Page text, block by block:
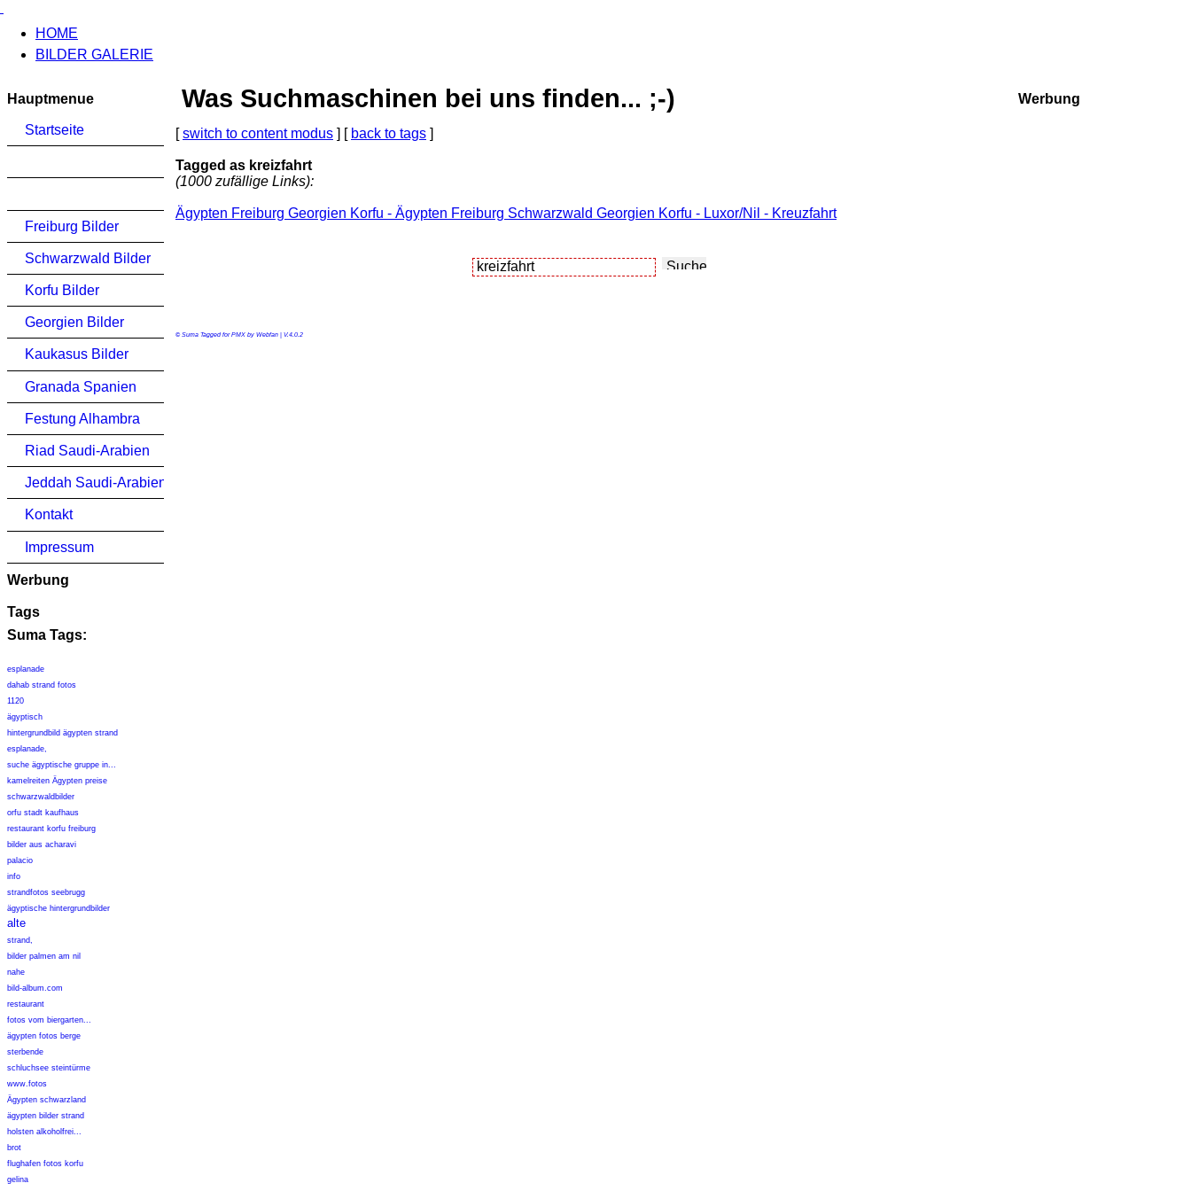
HOME
BILDER GALERIE
Hauptmenue
Startseite
Freiburg Bilder
Schwarzwald Bilder
Korfu Bilder
Georgien Bilder
Kaukasus Bilder
Granada Spanien
Festung Alhambra
Riad Saudi-Arabien
Jeddah Saudi-Arabien
Kontakt
Impressum
Werbung
Tags
Suma Tags:
esplanade
dahab strand fotos
1120
ägyptisch
hintergrundbild ägypten strand
esplanade,
suche ägyptische gruppe in...
kamelreiten Ägypten preise
schwarzwaldbilder
orfu stadt kaufhaus
restaurant korfu freiburg
bilder aus acharavi
palacio
info
strandfotos seebrugg
ägyptische hintergrundbilder
alte
strand,
bilder palmen am nil
nahe
bild-album.com
restaurant
fotos vom biergarten...
ägypten fotos berge
sterbende
schluchsee steintürme
www.fotos
Ägypten schwarzland
ägypten bilder strand
holsten alkoholfrei...
brot
flughafen fotos korfu
gelina
Was Suchmaschinen bei uns finden... ;-)
[switch to content modus ] [ back to tags ]
Tagged as kreizfahrt
(1000 zufällige Links):
Ägypten Freiburg Georgien Korfu - Ägypten Freiburg Schwarzwald Georgien Korfu - Luxor/Nil - Kreuzfahrt
© Suma Tagged for PMX by Webfan | V.4.0.2
Werbung